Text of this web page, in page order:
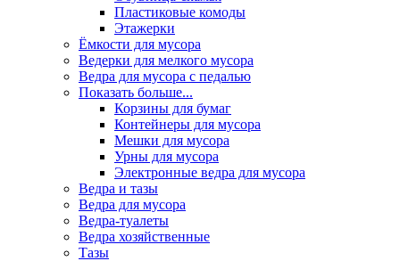
Пластиковые комоды
Этажерки
Ёмкости для мусора
Ведерки для мелкого мусора
Ведра для мусора с педалью
Показать больше...
Корзины для бумаг
Контейнеры для мусора
Мешки для мусора
Урны для мусора
Электронные ведра для мусора
Ведра и тазы
Ведра для мусора
Ведра-туалеты
Ведра хозяйственные
Тазы